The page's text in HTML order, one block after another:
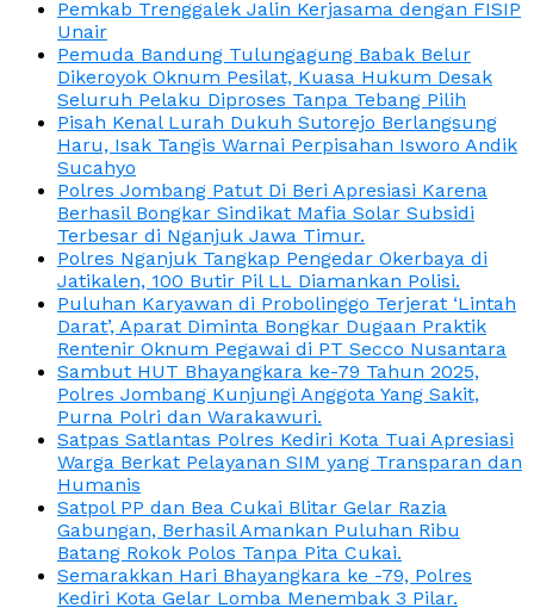
Pemkab Trenggalek Jalin Kerjasama dengan FISIP
Unair
Pemuda Bandung Tulungagung Babak Belur
Dikeroyok Oknum Pesilat, Kuasa Hukum Desak
Seluruh Pelaku Diproses Tanpa Tebang Pilih
Pisah Kenal Lurah Dukuh Sutorejo Berlangsung
Haru, Isak Tangis Warnai Perpisahan Isworo Andik
Sucahyo
Polres Jombang Patut Di Beri Apresiasi Karena
Berhasil Bongkar Sindikat Mafia Solar Subsidi
Terbesar di Nganjuk Jawa Timur.
Polres Nganjuk Tangkap Pengedar Okerbaya di
Jatikalen, 100 Butir Pil LL Diamankan Polisi.
Puluhan Karyawan di Probolinggo Terjerat ‘Lintah
Darat’, Aparat Diminta Bongkar Dugaan Praktik
Rentenir Oknum Pegawai di PT Secco Nusantara
Sambut HUT Bhayangkara ke-79 Tahun 2025,
Polres Jombang Kunjungi Anggota Yang Sakit,
Purna Polri dan Warakawuri.
Satpas Satlantas Polres Kediri Kota Tuai Apresiasi
Warga Berkat Pelayanan SIM yang Transparan dan
Humanis
Satpol PP dan Bea Cukai Blitar Gelar Razia
Gabungan, Berhasil Amankan Puluhan Ribu
Batang Rokok Polos Tanpa Pita Cukai.
Semarakkan Hari Bhayangkara ke -79, Polres
Kediri Kota Gelar Lomba Menembak 3 Pilar.